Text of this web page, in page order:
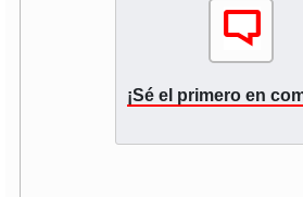
¡Sé el primero en